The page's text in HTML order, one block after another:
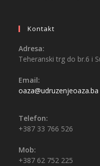
Kontakt
Adresa:
Teheranski trg do br.6 i
Email:
oaza@udruzenjeoaza.ba
Telefon:
+387 33 766 526
Mob:
+387 62 752 225